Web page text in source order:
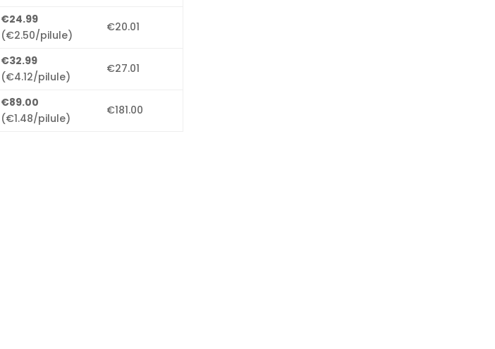
€24.99
(€2.50/pilule)
€20.01
€32.99
(€4.12/pilule)
€27.01
€89.00
(€1.48/pilule)
€181.00